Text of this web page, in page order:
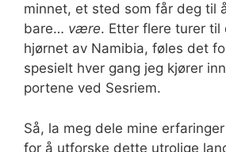
minnet, et sted som får deg til
bare… være. Etter flere turer til
hjørnet av Namibia, føles det
spesielt hver gang jeg kjører
portene ved Sesriem.
Så, la meg dele mine
for å utforske dette utrolige